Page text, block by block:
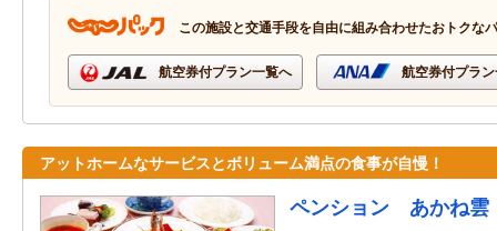
この施設と交通手段を自由に組み合わせたおトクな
航空券付プラン一覧へ 航空券付プラ
アットホームなサービスとボリューム満点の食事が自慢！
ペンション あかね雲